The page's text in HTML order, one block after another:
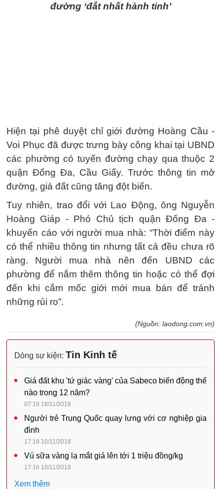
đường ‘đắt nhất hành tinh’
Hiện tại phê duyệt chỉ giới đường Hoàng Cầu -
Voi Phục đã được trưng bày công khai tại UBND
các phường có tuyến đường chạy qua thuộc 2
quận Đống Đa, Cầu Giấy. Trước thông tin mở
đường, giá đất cũng tăng đột biến.
Tuy nhiên, trao đổi với Lao Động, ông Nguyễn
Hoàng Giáp - Phó Chủ tịch quận Đống Đa -
khuyến cáo với người mua nhà: “Thời điểm này
có thể nhiều thông tin nhưng tất cả đều chưa rõ
ràng. Người mua nhà nên đến UBND các
phường để nắm thêm thông tin hoặc có thể đợi
đến khi cắm mốc giới mới mua bán để tránh
những rủi ro”.
(Nguồn: laodong.com.vn)
Dòng sự kiện: Tin Kinh tế
Giá đất khu 'tứ giác vàng' của Sabeco biến động thế
nào trong 12 năm?
07:18 18/11/2018
Người trẻ Trung Quốc quay lưng với cơ nghiệp gia
đình
17:18 10/11/2018
Vú sữa vàng lạ mắt giá lên tới 1 triệu đồng/kg
17:16 10/11/2018
Xem thêm